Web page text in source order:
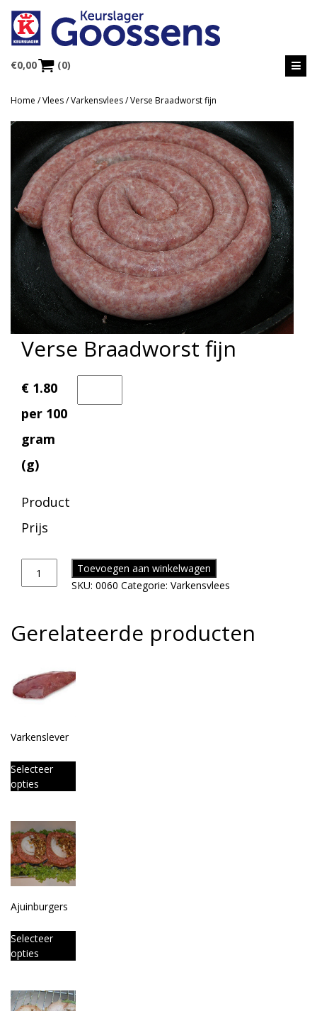
€0,00 (0)
Home /Vlees/Varkensvlees/ Verse Braadworst fijn
Verse Braadworst fijn
€ 1.80
per 100
gram
(g)
Product
Prijs
Toevoegen aan winkelwagen
SKU: 0060 Categorie: Varkensvlees
Gerelateerde producten
Varkenslever
Selecteer
opties
Ajuinburgers
Selecteer
opties